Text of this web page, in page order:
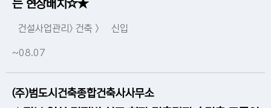
는 현장배치☆★
건설사업관리> 건축 > 신입
~08.07
(주)범도시건축종합건축사사무소